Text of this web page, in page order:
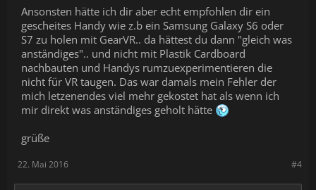
Ansonsten hätte ich dir aber echt empfohlen dir ein
gescheites Handy wie z.b ein Samsung Galaxy S6 oder
S7 zu holen mit GearVR.. da hättest du dann "gleich was
anständiges".. und nicht mit Plastik Cardboard
nachbauten und Handys rumzuexperimentieren die
nicht für VR taugen. Das war damals mein Fehler der
mich letzenendes viel mehr gekostet hat als wenn ich
mir direkt was anständiges geholt hätte
grüße
#4
22. Mai 2016